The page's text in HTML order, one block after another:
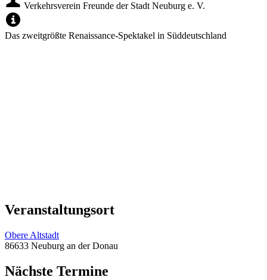
Verkehrsverein Freunde der Stadt Neuburg e. V.
Das zweitgrößte Renaissance-Spektakel in Süddeutschland
Veranstaltungsort
Obere Altstadt
86633 Neuburg an der Donau
Nächste Termine